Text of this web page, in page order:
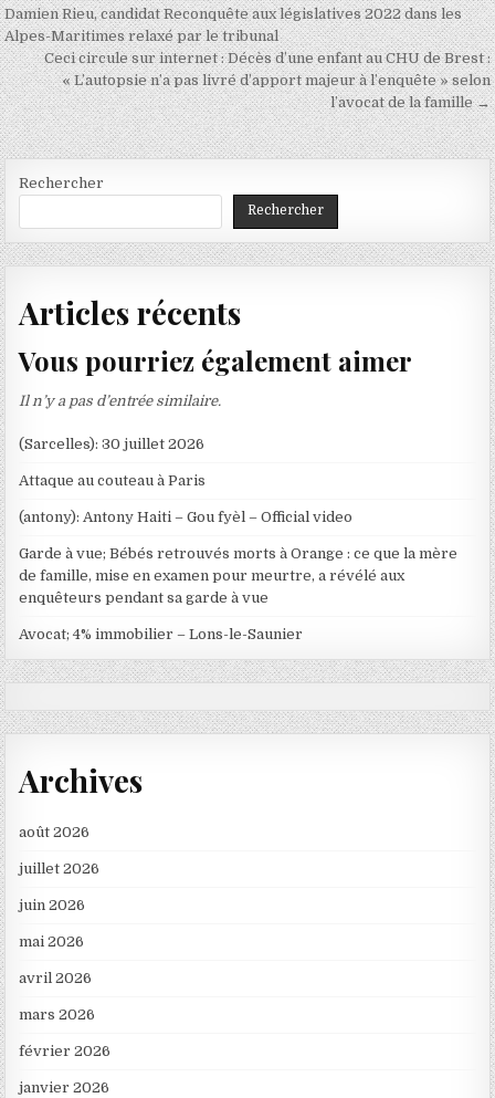
de
l’article
Damien Rieu, candidat Reconquête aux législatives 2022 dans les
Alpes-Maritimes relaxé par le tribunal
Ceci circule sur internet : Décès d’une enfant au CHU de Brest :
« L’autopsie n’a pas livré d’apport majeur à l’enquête » selon
l’avocat de la famille →
Rechercher
Rechercher
Articles récents
Vous pourriez également aimer
Il n’y a pas d’entrée similaire.
(Sarcelles): 30 juillet 2026
Attaque au couteau à Paris
(antony): Antony Haiti – Gou fyèl – Official video
Garde à vue; Bébés retrouvés morts à Orange : ce que la mère
de famille, mise en examen pour meurtre, a révélé aux
enquêteurs pendant sa garde à vue
Avocat; 4% immobilier – Lons-le-Saunier
Archives
août 2026
juillet 2026
juin 2026
mai 2026
avril 2026
mars 2026
février 2026
janvier 2026